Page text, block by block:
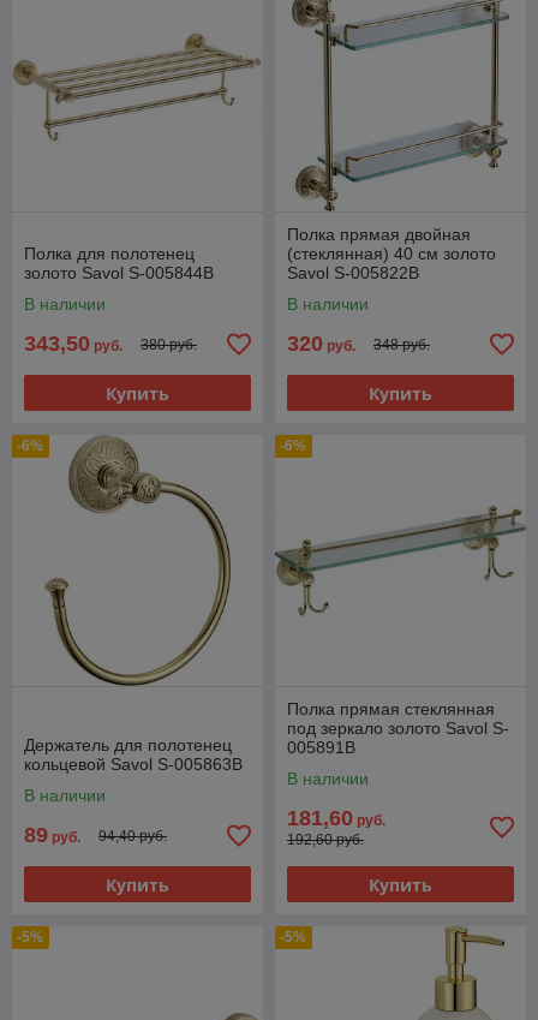
Полка для полотенец
золото Savol S-005844B
В наличии
343,50 руб. 380 руб.
Купить
Полка прямая двойная
(стеклянная) 40 см золото
Savol S-005822B
В наличии
320 руб. 348 руб.
Купить
-6%
Держатель для полотенец
кольцевой Savol S-005863B
В наличии
89 руб. 94,40 руб.
Купить
-6%
Полка прямая стеклянная
под зеркало золото Savol S-
005891B
В наличии
181,60 руб.
192,60 руб.
Купить
-5% -5%